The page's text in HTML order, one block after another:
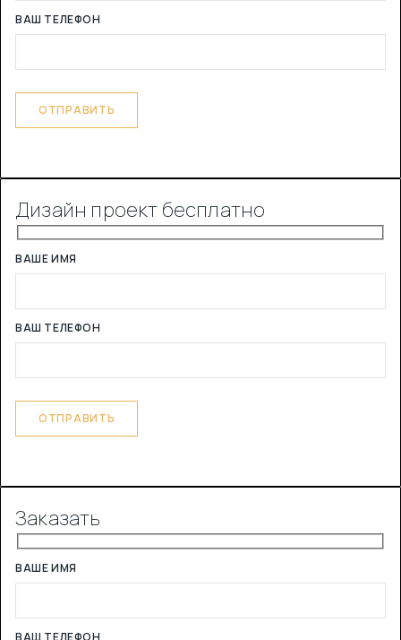
ВАШ ТЕЛЕФОН
Дизайн проект бесплатно
ВАШЕ ИМЯ
ВАШ ТЕЛЕФОН
Заказать
ВАШЕ ИМЯ
ВАШ ТЕЛЕФОН